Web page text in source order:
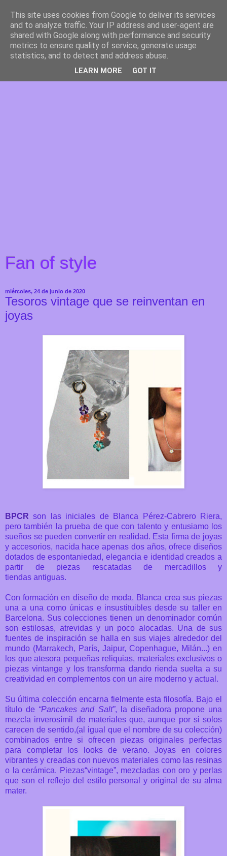
Fan of style
miércoles, 24 de junio de 2020
Tesoros vintage que se reinventan en
joyas
BPCRson las iniciales de Blanca Pérez-Cabrero Riera,
pero también
la prueba de que con talento y entusiamo los
sueños se pueden convertir en realidad. Esta firma de joyas
y accesorios, nacida hace apenas dos años, ofrece diseños
dotados de espontaniedad, elegancia e identidadcreados a
partir de piezas rescatadas de mercadillos y
tiendas antiguas.
Con formación en diseño de moda, Blanca crea sus piezas
una a una como únicas e insustituibles desde su taller en
Barcelona. Sus colecciones tienen un denominador común
sonestilosas, atrevidas y un poco alocadas. Una de sus
fuentes de inspiración se halla en sus viajes alrededor del
mundo (Marrakech, París, Jaipur, Copenhague, Milán...) en
los que atesora pequeñas reliquias, materiales exclusivos o
piezas vintange y los transforma dando rienda suelta a su
creatividad en complementos con un aire moderno y actual.
Su última colección encarna fielmente esta filosofía. Bajo el
título de “Pancakes and Salt”, la diseñadora propone una
mezcla inverosímil de materiales que, aunque por si solos
carecen de sentido,(al igual que el nombre de su colección)
combinados entre si ofrecen piezas originales perfectas
para completar los looks de verano. Joyas en colores
vibrantes y creadas con nuevos materiales como las resinas
o la cerámica. Piezas“vintage”, mezcladas con oro y perlas
que son el reflejo del estilo personal y original de su alma
mater.
This site uses cookies from Google to deliver its services
and to analyze traffic. Your IP address and user-agent are
shared with Google along with performance and security
metrics to ensure quality of service, generate usage
statistics, and to detect and address abuse.
LEARN MORE GOT IT